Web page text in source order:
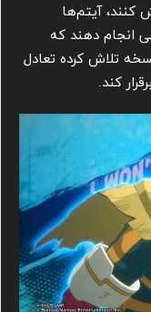
کنند، آیتم‌ها
انجام دهند که
تلاش کرده تعادل
کند.